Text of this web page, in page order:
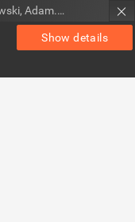
Show details
Perłowski, Adam. Red.